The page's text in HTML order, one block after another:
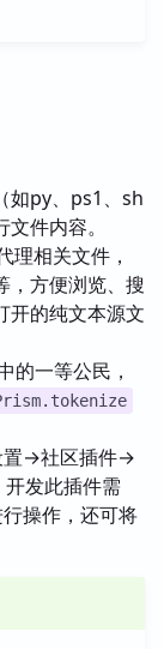
如py、ps1、sh
件内容。
理相关文件，
，方便浏览、搜
开的纯文本源文
的一等公民，
置→社区插件→
开发此插件需
操作，还可将